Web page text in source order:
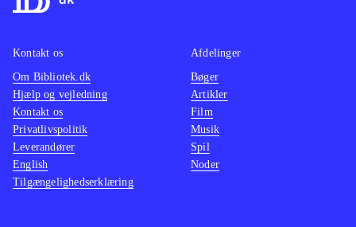
Kontakt os
Om Bibliotek.dk
Hjælp og vejledning
Kontakt os
Privatlivspolitik
Leverandører
English
Tilgængelighedserklæring
Afdelinger
Bøger
Artikler
Film
Musik
Spil
Noder